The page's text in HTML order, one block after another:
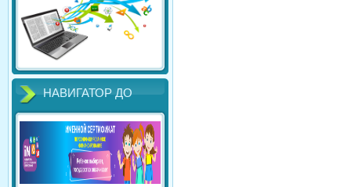
НАВИГАТОР ДО